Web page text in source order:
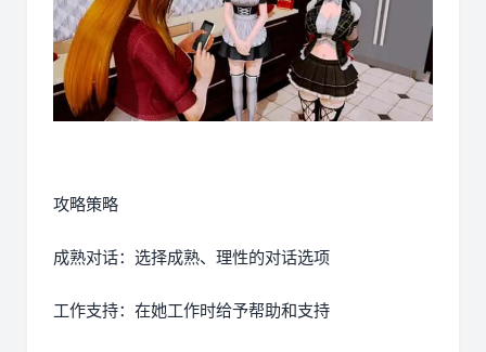
攻略策略
成熟对话：选择成熟、理性的对话选项
工作支持：在她工作时给予帮助和支持